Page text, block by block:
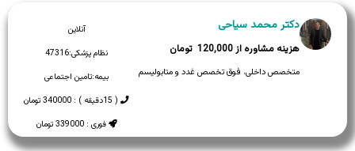
آنلاین
نظام پزشکی:47316
بیمه:تامین اجتماعی
( 15دقیقه ) : 340000 تومان
فوری : 339000 تومان
دکتر محمد سیاحی
120,000
متخصص داخلی، فوق تخصص غدد و متابولیسم